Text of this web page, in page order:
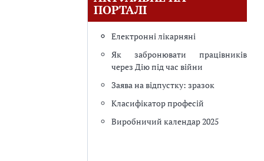
ПОРТАЛІ
Електронні лікарняні
Як забронювати працівників
через Дію під час війни
Заява на відпустку: зразок
Класифікатор професій
Виробничий календар 2025